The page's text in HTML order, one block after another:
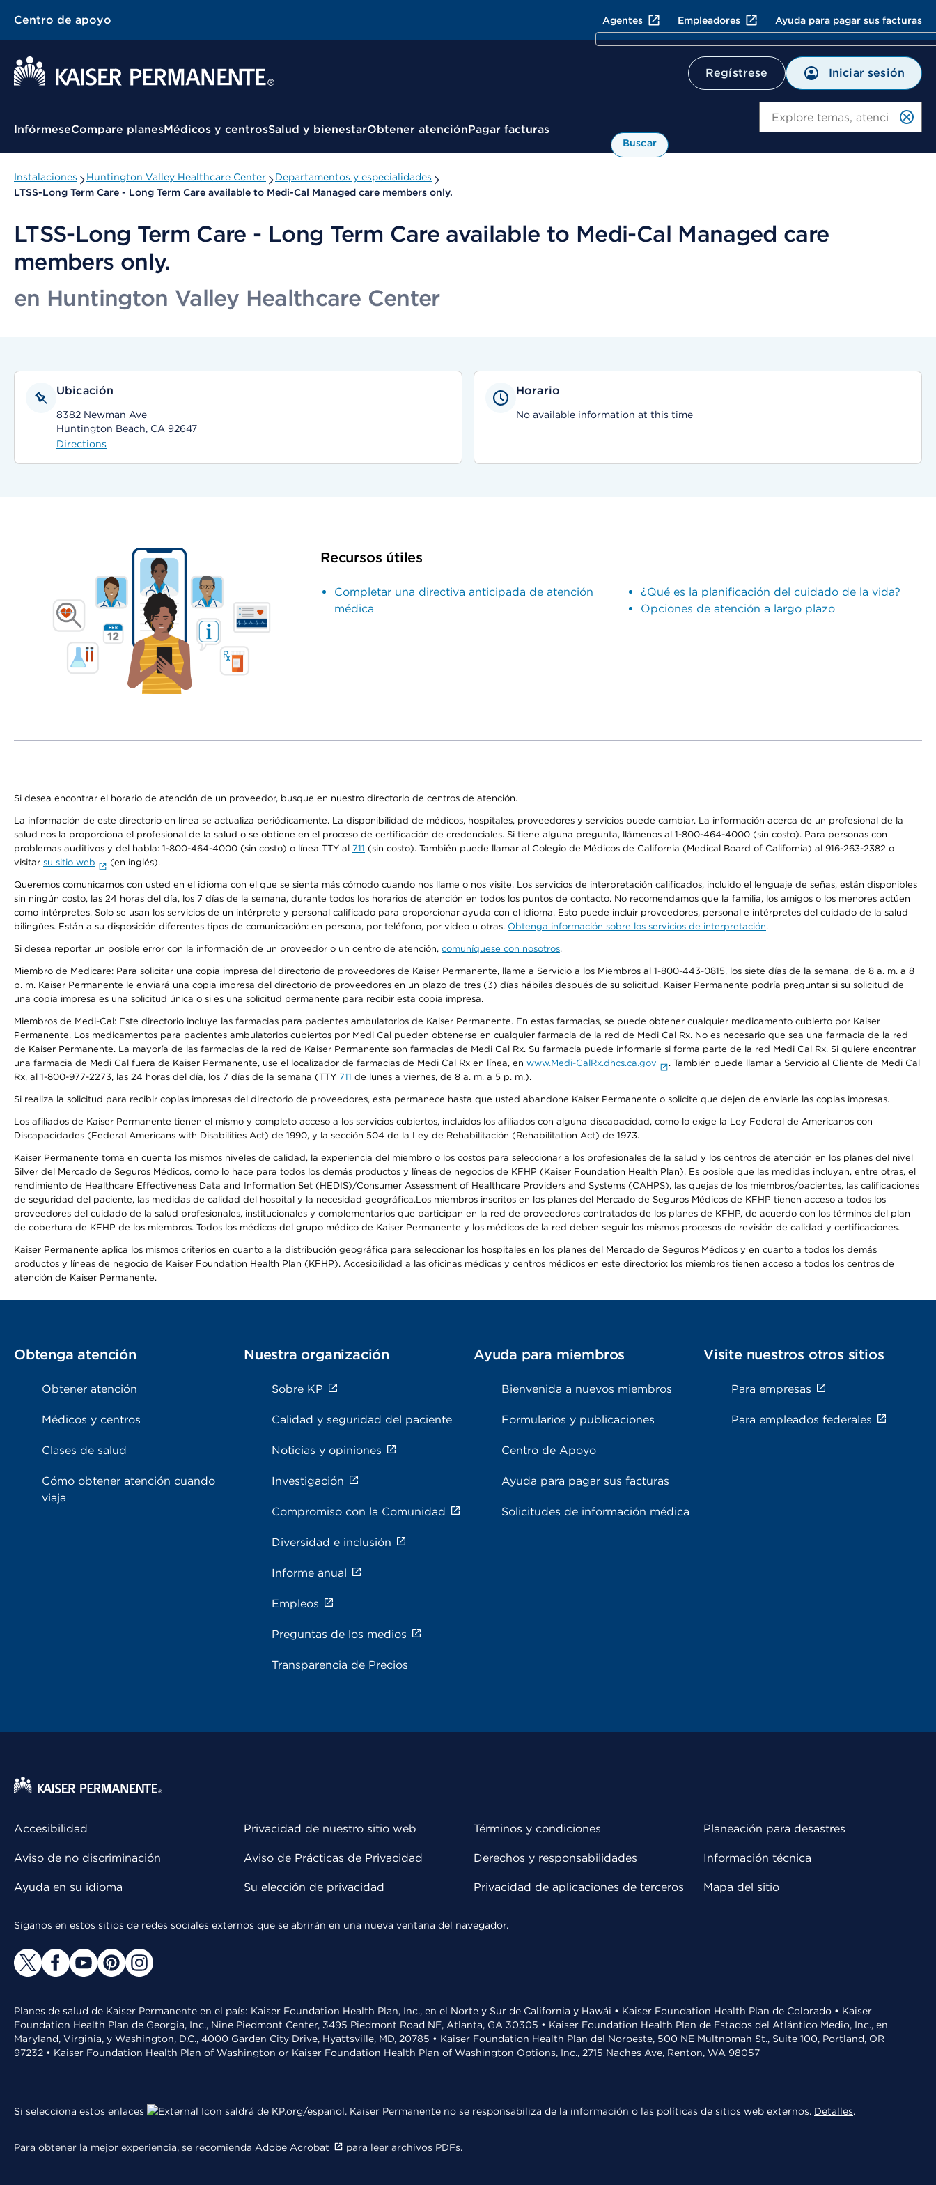
Centro de apoyo Agentes Empleadores Ayuda para pagar sus facturas
Regístrese Iniciar sesión
Menú contextual
InfórmeseCompare planesMédicos y centrosSalud y bienestarObtener atenciónPagar facturas
Buscar
Instalaciones Huntington Valley Healthcare Center
Departamentos y especialidades
LTSS-Long Term Care - Long Term Care available to Medi-Cal Managed care members only.
LTSS-Long Term Care - Long Term Care available to Medi-Cal Managed care
members only.
en Huntington Valley Healthcare Center
Ubicación
8382 Newman Ave
Huntington Beach, CA 92647
Directions
Horario
No available information at this time
Recursos útiles
Completar una directiva anticipada de atención
médica
¿Qué es la planificación del cuidado de la vida?
Opciones de atención a largo plazo
Si desea encontrar el horario de atención de un proveedor, busque en nuestro directorio de centros de atención.
La información de este directorio en línea se actualiza periódicamente. La disponibilidad de médicos, hospitales, proveedores y servicios puede cambiar. La información acerca de un profesional de la
salud nos la proporciona el profesional de la salud o se obtiene en el proceso de certificación de credenciales. Si tiene alguna pregunta, llámenos al 1-800-464-4000 (sin costo). Para personas con
problemas auditivos y del habla: 1-800-464-4000 (sin costo) o línea TTY al 711 (sin costo). También puede llamar al Colegio de Médicos de California (Medical Board of California) al 916-263-2382 o
visitar su sitio web (en inglés).
Queremos comunicarnos con usted en el idioma con el que se sienta más cómodo cuando nos llame o nos visite. Los servicios de interpretación calificados, incluido el lenguaje de señas, están disponibles
sin ningún costo, las 24 horas del día, los 7 días de la semana, durante todos los horarios de atención en todos los puntos de contacto. No recomendamos que la familia, los amigos o los menores actúen
como intérpretes. Solo se usan los servicios de un intérprete y personal calificado para proporcionar ayuda con el idioma. Esto puede incluir proveedores, personal e intérpretes del cuidado de la salud
bilingües. Están a su disposición diferentes tipos de comunicación: en persona, por teléfono, por video u otras. Obtenga información sobre los servicios de interpretación.
Si desea reportar un posible error con la información de un proveedor o un centro de atención, comuníquese con nosotros.
Miembro de Medicare: Para solicitar una copia impresa del directorio de proveedores de Kaiser Permanente, llame a Servicio a los Miembros al 1-800-443-0815, los siete días de la semana, de 8 a. m. a 8
p. m. Kaiser Permanente le enviará una copia impresa del directorio de proveedores en un plazo de tres (3) días hábiles después de su solicitud. Kaiser Permanente podría preguntar si su solicitud de
una copia impresa es una solicitud única o si es una solicitud permanente para recibir esta copia impresa.
Miembros de Medi-Cal: Este directorio incluye las farmacias para pacientes ambulatorios de Kaiser Permanente. En estas farmacias, se puede obtener cualquier medicamento cubierto por Kaiser
Permanente. Los medicamentos para pacientes ambulatorios cubiertos por Medi Cal pueden obtenerse en cualquier farmacia de la red de Medi Cal Rx. No es necesario que sea una farmacia de la red
de Kaiser Permanente. La mayoría de las farmacias de la red de Kaiser Permanente son farmacias de Medi Cal Rx. Su farmacia puede informarle si forma parte de la red Medi Cal Rx. Si quiere encontrar
una farmacia de Medi Cal fuera de Kaiser Permanente, use el localizador de farmacias de Medi Cal Rx en línea, en www.Medi-CalRx.dhcs.ca.gov
. También puede llamar a Servicio al Cliente de Medi Cal
Rx, al 1-800-977-2273, las 24 horas del día, los 7 días de la semana (TTY 711 de lunes a viernes, de 8 a. m. a 5 p. m.).
Si realiza la solicitud para recibir copias impresas del directorio de proveedores, esta permanece hasta que usted abandone Kaiser Permanente o solicite que dejen de enviarle las copias impresas.
Los afiliados de Kaiser Permanente tienen el mismo y completo acceso a los servicios cubiertos, incluidos los afiliados con alguna discapacidad, como lo exige la Ley Federal de Americanos con
Discapacidades (Federal Americans with Disabilities Act) de 1990, y la sección 504 de la Ley de Rehabilitación (Rehabilitation Act) de 1973.
Kaiser Permanente toma en cuenta los mismos niveles de calidad, la experiencia del miembro o los costos para seleccionar a los profesionales de la salud y los centros de atención en los planes del nivel
Silver del Mercado de Seguros Médicos, como lo hace para todos los demás productos y líneas de negocios de KFHP (Kaiser Foundation Health Plan). Es posible que las medidas incluyan, entre otras, el
rendimiento de Healthcare Effectiveness Data and Information Set (HEDIS)/Consumer Assessment of Healthcare Providers and Systems (CAHPS), las quejas de los miembros/pacientes, las calificaciones
de seguridad del paciente, las medidas de calidad del hospital y la necesidad geográfica.Los miembros inscritos en los planes del Mercado de Seguros Médicos de KFHP tienen acceso a todos los
proveedores del cuidado de la salud profesionales, institucionales y complementarios que participan en la red de proveedores contratados de los planes de KFHP, de acuerdo con los términos del plan
de cobertura de KFHP de los miembros. Todos los médicos del grupo médico de Kaiser Permanente y los médicos de la red deben seguir los mismos procesos de revisión de calidad y certificaciones.
Kaiser Permanente aplica los mismos criterios en cuanto a la distribución geográfica para seleccionar los hospitales en los planes del Mercado de Seguros Médicos y en cuanto a todos los demás
productos y líneas de negocio de Kaiser Foundation Health Plan (KFHP). Accesibilidad a las oficinas médicas y centros médicos en este directorio: los miembros tienen acceso a todos los centros de
atención de Kaiser Permanente.
Obtenga atención
Obtener atención
Médicos y centros
Clases de salud
Cómo obtener atención cuando
viaja
Nuestra organización
Sobre KP
Calidad y seguridad del paciente
Noticias y opiniones
Investigación
Compromiso con la Comunidad
Diversidad e inclusión
Informe anual
Empleos
Preguntas de los medios
Transparencia de Precios
Ayuda para miembros
Bienvenida a nuevos miembros
Formularios y publicaciones
Centro de Apoyo
Ayuda para pagar sus facturas
Solicitudes de información médica
Visite nuestros otros sitios
Para empresas
Para empleados federales
Accesibilidad
Aviso de no discriminación
Ayuda en su idioma
Privacidad de nuestro sitio web
Aviso de Prácticas de Privacidad
Su elección de privacidad
Términos y condiciones
Derechos y responsabilidades
Privacidad de aplicaciones de terceros
Planeación para desastres
Información técnica
Mapa del sitio
Síganos en estos sitios de redes sociales externos que se abrirán en una nueva ventana del navegador.
Planes de salud de Kaiser Permanente en el país: Kaiser Foundation Health Plan, Inc., en el Norte y Sur de California y Hawái • Kaiser Foundation Health Plan de Colorado • Kaiser
Foundation Health Plan de Georgia, Inc., Nine Piedmont Center, 3495 Piedmont Road NE, Atlanta, GA 30305 • Kaiser Foundation Health Plan de Estados del Atlántico Medio, Inc., en
Maryland, Virginia, y Washington, D.C., 4000 Garden City Drive, Hyattsville, MD, 20785 • Kaiser Foundation Health Plan del Noroeste, 500 NE Multnomah St., Suite 100, Portland, OR
97232 • Kaiser Foundation Health Plan of Washington or Kaiser Foundation Health Plan of Washington Options, Inc., 2715 Naches Ave, Renton, WA 98057
Si selecciona estos enlaces saldrá de KP.org/espanol. Kaiser Permanente no se responsabiliza de la información o las políticas de sitios web externos. Detalles.
Para obtener la mejor experiencia, se recomienda Adobe Acrobat para leer archivos PDFs.